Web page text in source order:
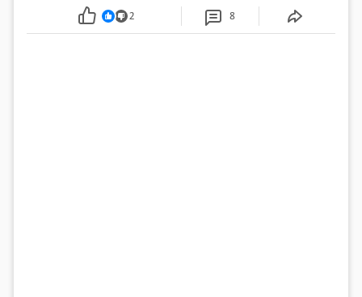
poslovanje nekretninama, a od osnutka nema
2 8